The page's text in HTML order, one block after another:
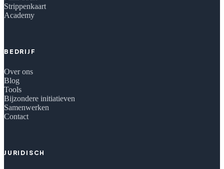
Strippenkaart
Academy
BEDRIJF
Over ons
Blog
Tools
Bijzondere initiatieven
Samenwerken
Contact
JURIDISCH